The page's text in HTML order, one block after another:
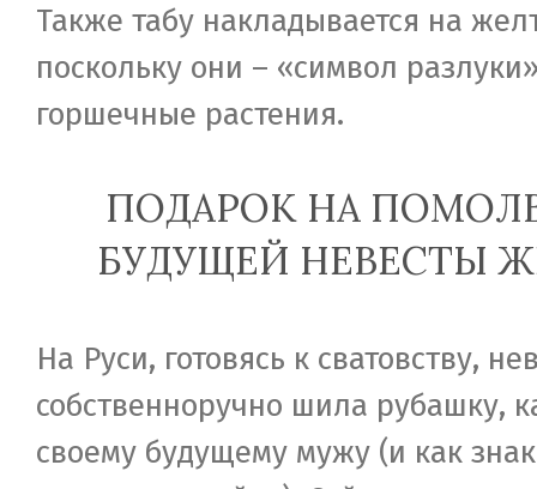
Также табу накладывается на
поскольку они – «символ
горшечные растения.
ПОДАРОК НА
БУДУЩЕЙ НЕВЕСТЫ
На Руси, готовясь к сватовству,
собственноручно шила рубашку,
своему будущему мужу (и как знак